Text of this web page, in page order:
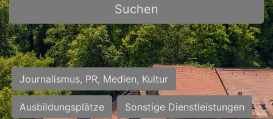
Suchen
Journalismus, PR, Medien, Kultur
Ausbildungsplätze Sonstige Dienstleistungen